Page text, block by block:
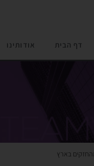
דף הבית אודותינו
בארץ